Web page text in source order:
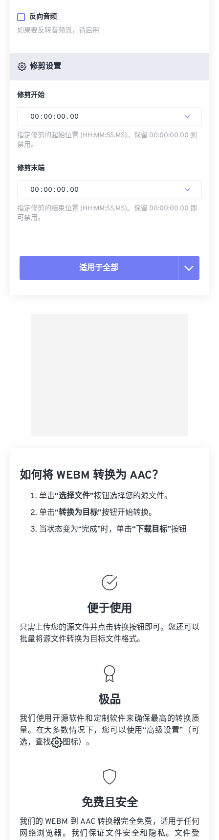
反向音频
如果要反转音频流，请启用
修剪设置
修剪开始
00 : 00 : 00 . 00
指定修剪的起始位置 (HH:MM:SS.MS)。保留 00:00:00.00 则
禁用。
修剪末端
00 : 00 : 00 . 00
指定修剪的结束位置 (HH:MM:SS.MS)。保留 00:00:00.00 即
可禁用。
适用于全部
如何将 WEBM 转换为 AAC？
单击“选择文件”按钮选择您的源文件。
单击“转换为目标”按钮开始转换。
当状态变为“完成”时，单击“下载目标”按钮
便于使用
只需上传您的源文件并点击转换按钮即可。您还可以
批量将源文件转换为目标文件格式。
极品
我们使用开源软件和定制软件来确保最高的转换质
量。在大多数情况下，您可以使用“高级设置”（可
选，查找
图标）。
免费且安全
我们的 WEBM 到 AAC 转换器完全免费，适用于任何
网络浏览器。我们保证文件安全和隐私。文件受